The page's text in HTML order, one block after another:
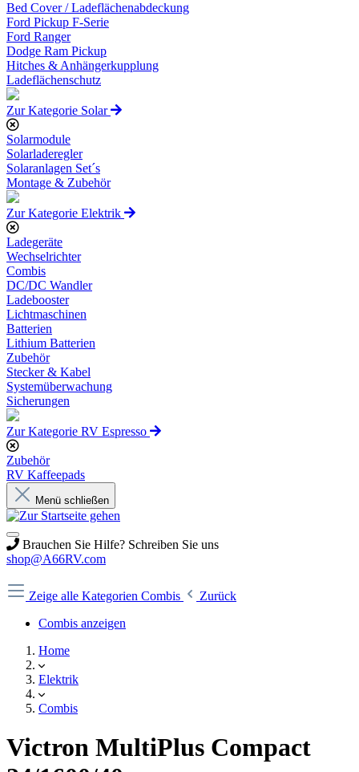
Bed Cover / Ladeflächenabdeckung
Ford Pickup F-Serie
Ford Ranger
Dodge Ram Pickup
Hitches & Anhängerkupplung
Ladeflächenschutz
Zur Kategorie Solar
Solarmodule
Solarladeregler
Solaranlagen Set´s
Montage & Zubehör
Zur Kategorie Elektrik
Ladegeräte
Wechselrichter
Combis
DC/DC Wandler
Ladebooster
Lichtmaschinen
Batterien
Lithium Batterien
Zubehör
Stecker & Kabel
Systemüberwachung
Sicherungen
Zur Kategorie RV Espresso
Zubehör
RV Kaffeepads
Menü schließen
Brauchen Sie Hilfe? Schreiben Sie uns
shop@A66RV.com
Zeige alle Kategorien Combis
Zurück
Combis anzeigen
Home
Elektrik
Combis
Victron MultiPlus Compact